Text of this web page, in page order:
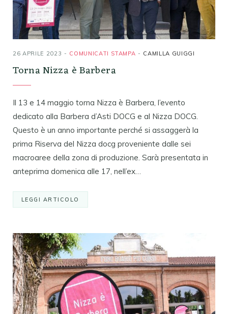
26 APRILE 2023 COMUNICATI STAMPA CAMILLA GUIGGI
Torna Nizza è Barbera
Il 13 e 14 maggio torna Nizza è Barbera, l’evento
dedicato alla Barbera d’Asti DOCG e al Nizza DOCG.
Questo è un anno importante perché si assaggerà la
prima Riserva del Nizza docg proveniente dalle sei
macroaree della zona di produzione. Sarà presentata in
anteprima domenica alle 17, nell’ex…
LEGGI ARTICOLO